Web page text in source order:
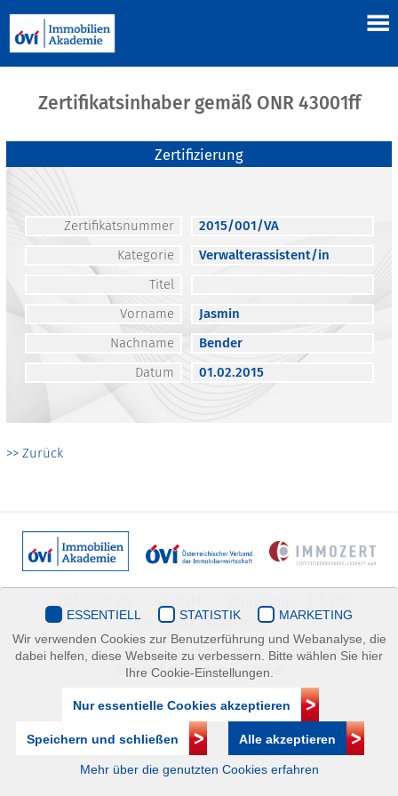
Zertifikatsinhaber gemäß ONR 43001ff
Zertifizierung
Zertifikatsnummer
2015/001/VA
Kategorie
Verwalterassistent/in
Titel
Vorname
Jasmin
Nachname
Bender
Datum
01.02.2015
>> Zurück
Immobilienakademie
Mariahilfer Straße 116/2.OG/2 1070 Wien | +43(1)505 32 50 |
immobilienakademie@ovi.at
ESSENTIELL STATISTIK
MARKETING
Wir verwenden Cookies zur Benutzerführung und Webanalyse, die
dabei helfen, diese Webseite zu verbessern. Bitte wählen Sie hier
Ihre Cookie-Einstellungen.
Nur essentielle Cookies akzeptieren
Speichern und schließen Alle akzeptieren
Mehr über die genutzten Cookies erfahren